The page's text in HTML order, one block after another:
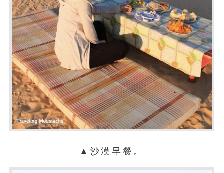
▲沙漠早餐。